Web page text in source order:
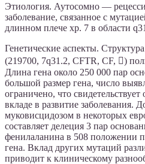
Этиология. Аутосомно —
заболевание, связанное с
длинном плече хр. 7 в области
Генетические аспекты.
(219700, 7q31.2, CFTR, CF, )
Длина гена около 250 000 пар
большой размер гена, число
ограничено, что
вкладе в развитие заболевания.
муковисцидозом в некоторых
составляет делеция 3 пар
фенилаланина в 508 положении
гена. Вклад других мутаций
приводит к клиническому